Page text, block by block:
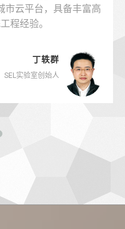
市云平台，具备丰富高
程经验。
丁轶群
SEL实验室创始人